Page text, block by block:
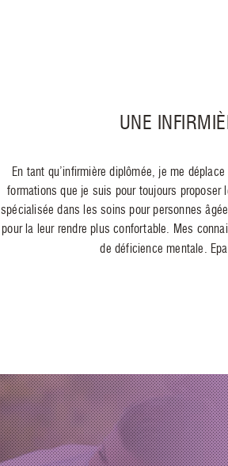
UNE
En tant qu’infirmière diplômée, je me
formations que je suis pour toujours
spécialisée dans les soins pour personnes
pour la leur rendre plus confortable. Mes
de déficience mentale.